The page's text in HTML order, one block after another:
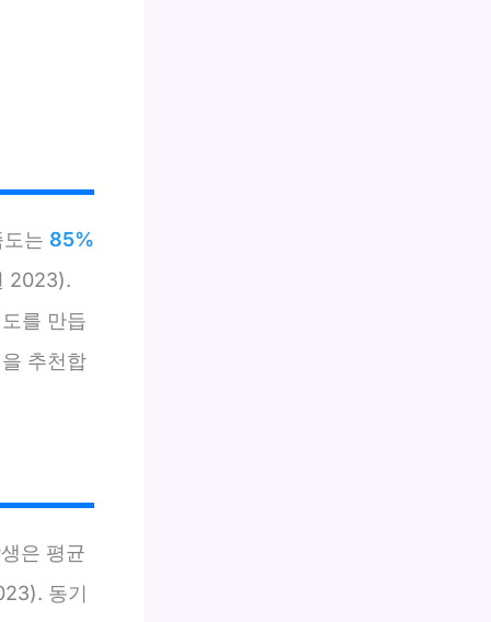
는 85%
2023).
를 만듭
추천합
은 평균
동기